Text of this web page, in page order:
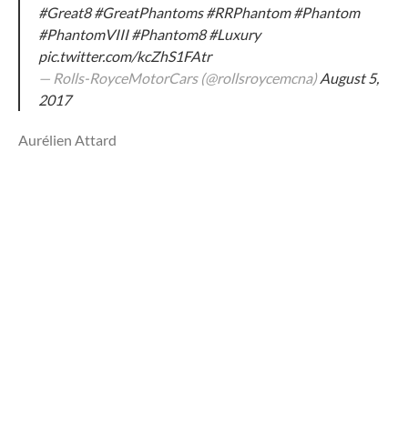
#Great8 #GreatPhantoms #RRPhantom #Phantom
#PhantomVIII #Phantom8 #Luxury
pic.twitter.com/kcZhS1FAtr
— Rolls-RoyceMotorCars (@rollsroycemcna)August 5,
2017
Aurélien Attard